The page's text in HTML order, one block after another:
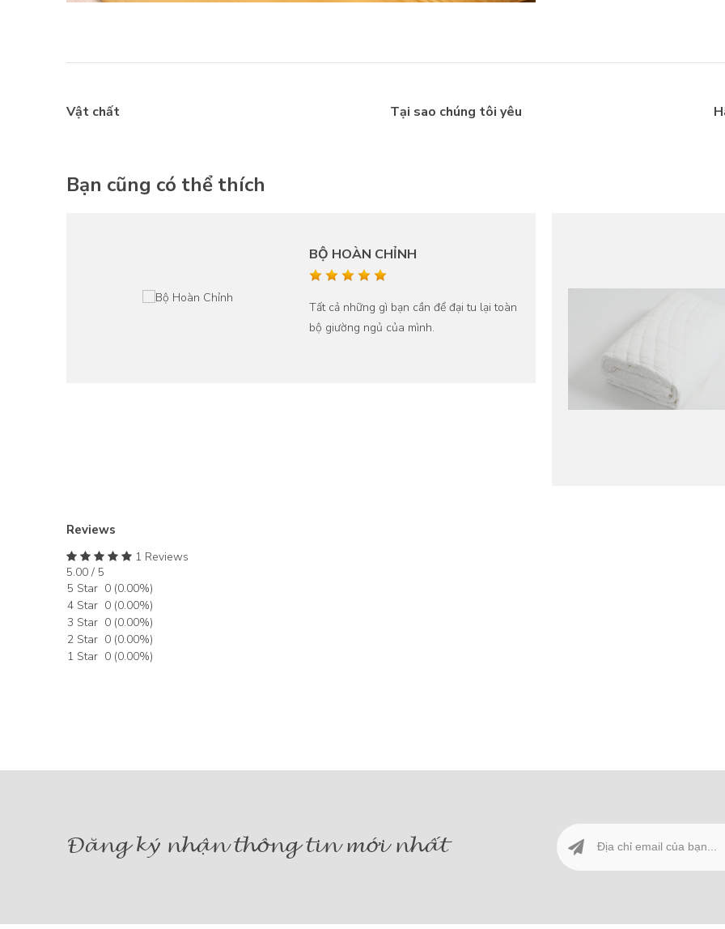
Vật chất Tại sao chúng tôi yêu
Bạn cũng có thể thích
BỘ HOÀN CHỈNH
Tất cả những gì bạn cần để đại tu lại toàn
bộ giường ngủ của mình.
Reviews
1 Reviews
5.00 / 5
5 Star 0 (0.00%)
4 Star 0 (0.00%)
3 Star 0 (0.00%)
2 Star 0 (0.00%)
1 Star 0 (0.00%)
Đăng ký nhận thông tin mới nhất